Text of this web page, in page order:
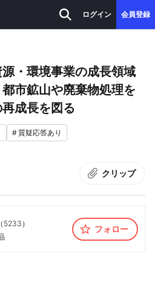
ログイン 会員登録
・環境事業の成長領域
市鉱山や廃棄物処理を
成長を図る
#質疑応答あり
クリップ
（ 5233 ）
フォロー